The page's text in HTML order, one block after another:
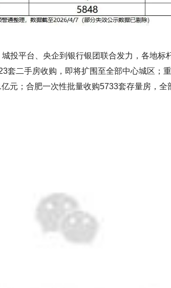
投平台、央企到银行银团联合发力 ，各地标
套二手房收购，即将扩围至全部中心城区；
元；合肥一次性批量收购5733套存量房，全